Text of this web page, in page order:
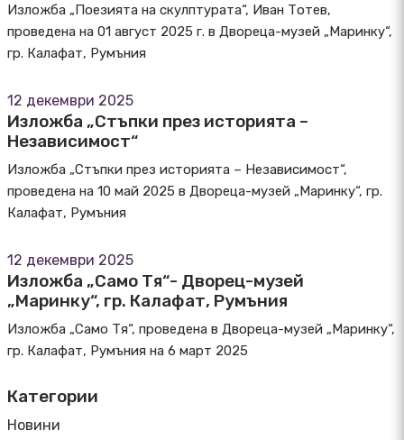
Изложба „Поезията на скулптурата“, Иван Тотев,
проведена на 01 август 2025 г. в Двореца-музей „Маринку“,
гр. Калафат, Румъния
12 декември 2025
Изложба „Стъпки през историята –
Независимост“
Изложба „Стъпки през историята – Независимост“,
проведена на 10 май 2025 в Двореца-музей „Маринку“, гр.
Калафат, Румъния
12 декември 2025
Изложба „Само Тя“- Дворец-музей
„Маринку“, гр. Калафат, Румъния
Изложба „Само Тя“, проведена в Двореца-музей „Маринку“,
гр. Калафат, Румъния на 6 март 2025
Категории
Новини